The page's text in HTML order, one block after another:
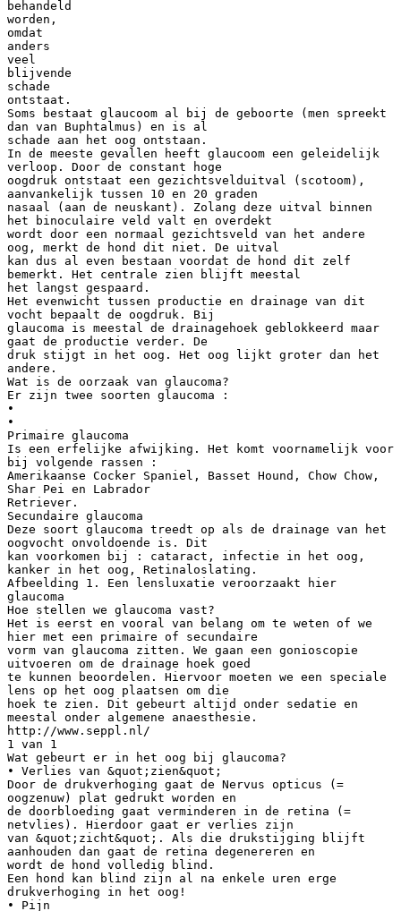
behandeld
worden,
omdat
anders
veel
blijvende
schade
ontstaat.
Soms bestaat glaucoom al bij de geboorte (men spreekt
dan van Buphtalmus) en is al
schade aan het oog ontstaan.
In de meeste gevallen heeft glaucoom een geleidelijk
verloop. Door de constant hoge
oogdruk ontstaat een gezichtsvelduitval (scotoom),
aanvankelijk tussen 10 en 20 graden
nasaal (aan de neuskant). Zolang deze uitval binnen
het binoculaire veld valt en overdekt
wordt door een normaal gezichtsveld van het andere
oog, merkt de hond dit niet. De uitval
kan dus al even bestaan voordat de hond dit zelf
bemerkt. Het centrale zien blijft meestal
het langst gespaard.
Het evenwicht tussen productie en drainage van dit
vocht bepaalt de oogdruk. Bij
glaucoma is meestal de drainagehoek geblokkeerd maar
gaat de productie verder. De
druk stijgt in het oog. Het oog lijkt groter dan het
andere.
Wat is de oorzaak van glaucoma?
Er zijn twee soorten glaucoma :
•
•
Primaire glaucoma
Is een erfelijke afwijking. Het komt voornamelijk voor
bij volgende rassen :
Amerikaanse Cocker Spaniel, Basset Hound, Chow Chow,
Shar Pei en Labrador
Retriever.
Secundaire glaucoma
Deze soort glaucoma treedt op als de drainage van het
oogvocht onvoldoende is. Dit
kan voorkomen bij : cataract, infectie in het oog,
kanker in het oog, Retinaloslating.
Afbeelding 1. Een lensluxatie veroorzaakt hier
glaucoma
Hoe stellen we glaucoma vast?
Het is eerst en vooral van belang om te weten of we
hier met een primaire of secundaire
vorm van glaucoma zitten. We gaan een gonioscopie
uitvoeren om de drainage hoek goed
te kunnen beoordelen. Hiervoor moeten we een speciale
lens op het oog plaatsen om die
hoek te zien. Dit gebeurt altijd onder sedatie en
meestal onder algemene anaesthesie.
http://www.seppl.nl/
1 van 1
Wat gebeurt er in het oog bij glaucoma?
• Verlies van &quot;zien&quot;
Door de drukverhoging gaat de Nervus opticus (=
oogzenuw) plat gedrukt worden en
de doorbloeding gaat verminderen in de retina (=
netvlies). Hierdoor gaat er verlies zijn
van &quot;zicht&quot;. Als die drukstijging blijft
aanhouden dan gaat de retina degenereren en
wordt de hond volledig blind.
Een hond kan blind zijn al na enkele uren erge
drukverhoging in het oog!
• Pijn